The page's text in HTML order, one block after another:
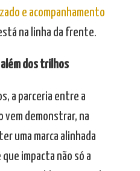
e acompanhamento
na linha da frente.
além dos trilhos
a parceria entre a
vem demonstrar, na
uma marca alinhada
impacta não só a